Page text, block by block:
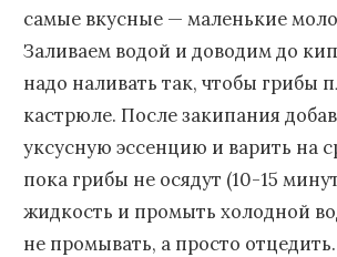
самые вкусные — маленькие
Заливаем водой и доводим до
надо наливать так, чтобы грибы
кастрюле. После закипания
уксусную эссенцию и варить на
пока грибы не осядут (10-15
жидкость и промыть холодной
не промывать, а просто отцедить.